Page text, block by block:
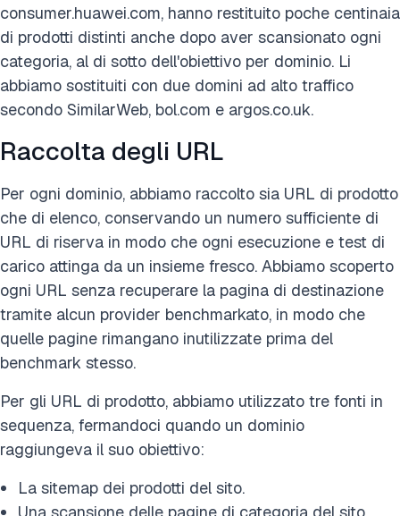
consumer.huawei.com, hanno restituito poche centinaia
di prodotti distinti anche dopo aver scansionato ogni
categoria, al di sotto dell'obiettivo per dominio. Li
abbiamo sostituiti con due domini ad alto traffico
secondo SimilarWeb, bol.com e argos.co.uk.
Raccolta degli URL
Per ogni dominio, abbiamo raccolto sia URL di prodotto
che di elenco, conservando un numero sufficiente di
URL di riserva in modo che ogni esecuzione e test di
carico attinga da un insieme fresco. Abbiamo scoperto
ogni URL senza recuperare la pagina di destinazione
tramite alcun provider benchmarkato, in modo che
quelle pagine rimangano inutilizzate prima del
benchmark stesso.
Per gli URL di prodotto, abbiamo utilizzato tre fonti in
sequenza, fermandoci quando un dominio
raggiungeva il suo obiettivo:
La sitemap dei prodotti del sito.